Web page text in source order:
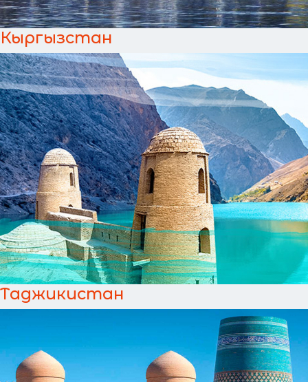
Кыргызстан
Таджикистан